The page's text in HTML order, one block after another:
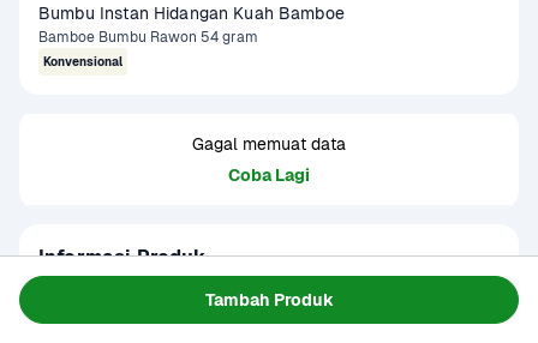
Tambah Produk
Bumbu Instan Hidangan Kuah Bamboe
Bamboe Bumbu Rawon 54 gram
Konvensional
Gagal memuat data
Coba Lagi
Informasi Produk
Bamboe Bumbu Instan Hidangan Kuah merupakan resep
masakan berkuah Indonesia dengan rasa khas yang